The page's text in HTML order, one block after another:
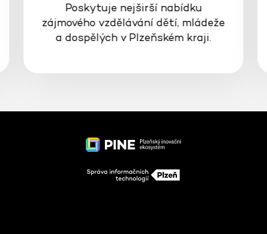
Poskytuje nejširší nabídku
zájmového vzdělávání dětí, mládeže
a dospělých v Plzeňském kraji.